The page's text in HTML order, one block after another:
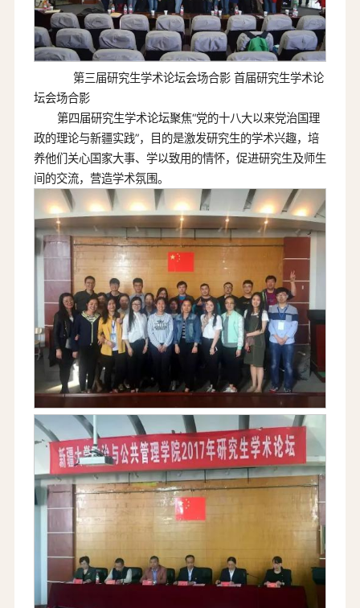
第三届研究生学术论坛会场合影 首届研究生学术论
坛会场合影
第四届研究生学术论坛聚焦“党的十八大以来党治国理
政的理论与新疆实践”，目的是激发研究生的学术兴趣，培
养他们关心国家大事、学以致用的情怀，促进研究生及师生
间的交流，营造学术氛围。